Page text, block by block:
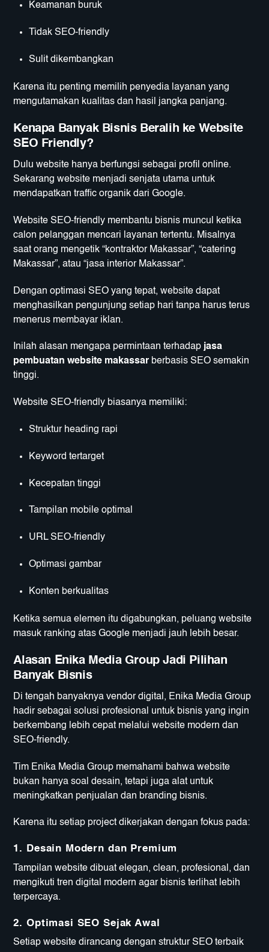
Keamanan buruk
Tidak SEO-friendly
Sulit dikembangkan
Karena itu penting memilih penyedia layanan yang
mengutamakan kualitas dan hasil jangka panjang.
Kenapa Banyak Bisnis Beralih ke Website
SEO Friendly?
Dulu website hanya berfungsi sebagai profil online.
Sekarang website menjadi senjata utama untuk
mendapatkan traffic organik dari Google.
Website SEO-friendly membantu bisnis muncul ketika
calon pelanggan mencari layanan tertentu. Misalnya
saat orang mengetik “kontraktor Makassar”, “catering
Makassar”, atau “jasa interior Makassar”.
Dengan optimasi SEO yang tepat, website dapat
menghasilkan pengunjung setiap hari tanpa harus terus
menerus membayar iklan.
Inilah alasan mengapa permintaan terhadap jasa
pembuatan website makassar berbasis SEO semakin
tinggi.
Website SEO-friendly biasanya memiliki:
Struktur heading rapi
Keyword tertarget
Kecepatan tinggi
Tampilan mobile optimal
URL SEO-friendly
Optimasi gambar
Konten berkualitas
Ketika semua elemen itu digabungkan, peluang website
masuk ranking atas Google menjadi jauh lebih besar.
Alasan Enika Media Group Jadi Pilihan
Banyak Bisnis
Di tengah banyaknya vendor digital, Enika Media Group
hadir sebagai solusi profesional untuk bisnis yang ingin
berkembang lebih cepat melalui website modern dan
SEO-friendly.
Tim Enika Media Group memahami bahwa website
bukan hanya soal desain, tetapi juga alat untuk
meningkatkan penjualan dan branding bisnis.
Karena itu setiap project dikerjakan dengan fokus pada:
1. Desain Modern dan Premium
Tampilan website dibuat elegan, clean, profesional, dan
mengikuti tren digital modern agar bisnis terlihat lebih
terpercaya.
2. Optimasi SEO Sejak Awal
Setiap website dirancang dengan struktur SEO terbaik